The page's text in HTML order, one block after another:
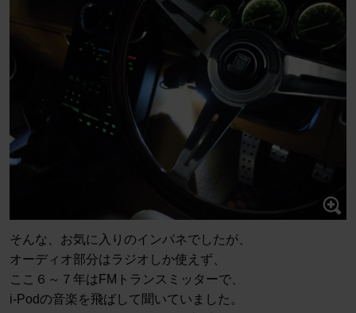
そんな、お気に入りのインパネでしたが、
オーディオ部分はラジオしか使えず、
ここ６～７年はFMトランスミッターで、
i-Podの音楽を飛ばして聞いていました。